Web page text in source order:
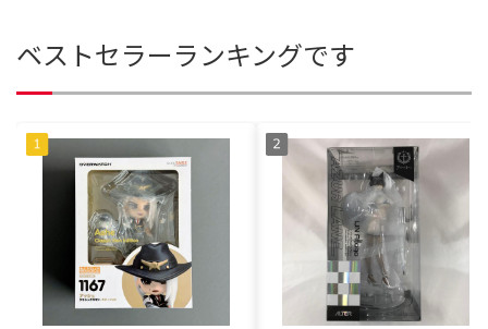
ベストセラーランキングです